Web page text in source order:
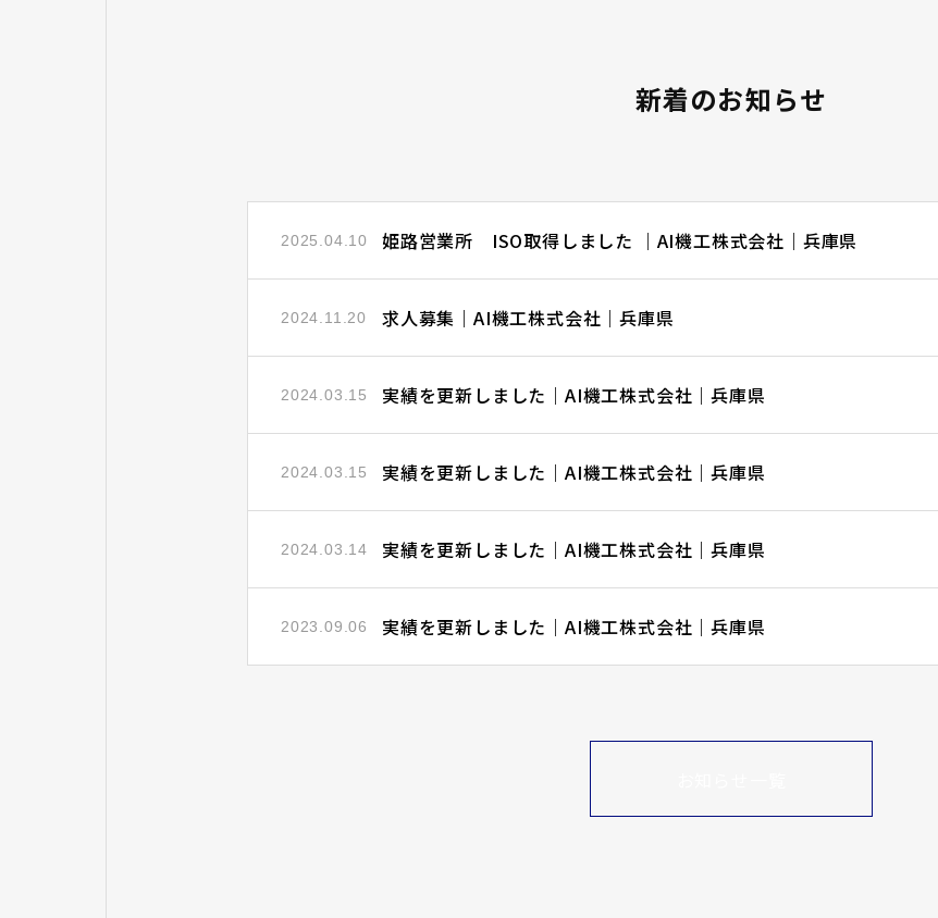
新着のお知らせ
2025.04.10 姫路営業所 ISO取得しました ｜AI機工株式会社｜兵庫県
2024.11.20 求人募集｜AI機工株式会社｜兵庫県
2024.03.15 実績を更新しました｜AI機工株式会社｜兵庫県
2024.03.15 実績を更新しました｜AI機工株式会社｜兵庫県
2024.03.14 実績を更新しました｜AI機工株式会社｜兵庫県
2023.09.06 実績を更新しました｜AI機工株式会社｜兵庫県